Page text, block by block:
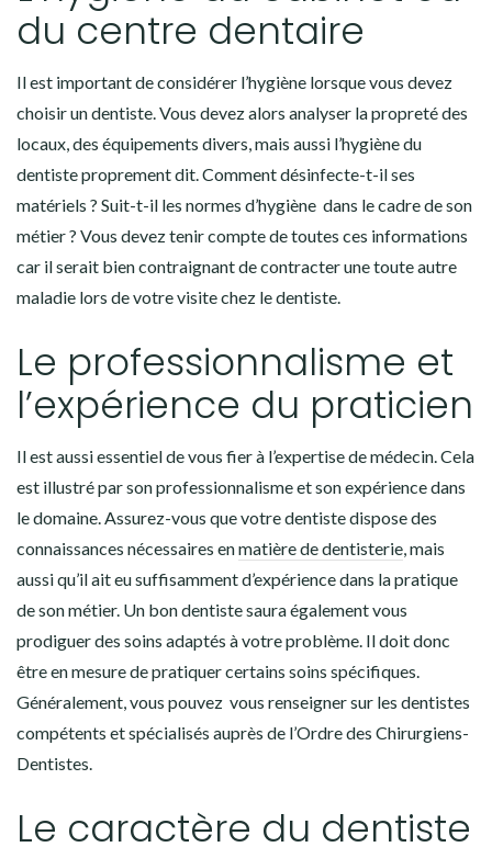
du centre dentaire
Il est important de considérer l’hygiène lorsque vous devez
choisir un dentiste. Vous devez alors analyser la propreté des
locaux, des équipements divers, mais aussi l’hygiène du
dentiste proprement dit. Comment désinfecte-t-il ses
matériels ? Suit-t-il les normes d’hygiène dans le cadre de son
métier ? Vous devez tenir compte de toutes ces informations
car il serait bien contraignant de contracter une toute autre
maladie lors de votre visite chez le dentiste.
Le professionnalisme et
l’expérience du praticien
Il est aussi essentiel de vous fier à l’expertise de médecin. Cela
est illustré par son professionnalisme et son expérience dans
le domaine. Assurez-vous que votre dentiste dispose des
connaissances nécessaires enmatière de dentisterie, mais
aussi qu’il ait eu suffisamment d’expérience dans la pratique
de son métier. Un bon dentiste saura également vous
prodiguer des soins adaptés à votre problème. Il doit donc
être en mesure de pratiquer certains soins spécifiques.
Généralement, vous pouvez vous renseigner sur les dentistes
compétents et spécialisés auprès de l’Ordre des Chirurgiens-
Dentistes.
Le caractère du dentiste